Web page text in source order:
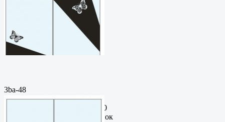
3ba-48
Пескоструйный
рисунокФормат: cdrЦена: 200
руб.Метки: векторный рисунок